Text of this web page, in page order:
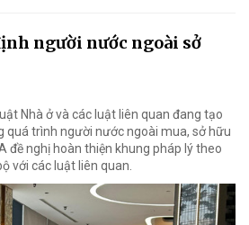
người nước ngoài sở
Nhà ở và các luật liên quan đang tạo
quá trình người nước ngoài mua, sở hữu
đề nghị hoàn thiện khung pháp lý theo
với các luật liên quan.